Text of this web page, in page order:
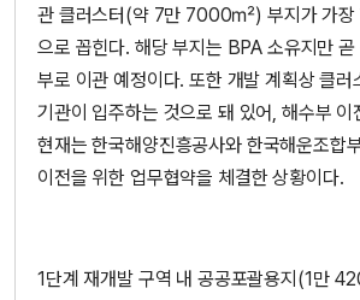
관 클러스터(약 7만 7000㎡) 부지가 가장
으로 꼽힌다. 해당 부지는 BPA 소유지만
부로 이관 예정이다. 또한 개발 계획상 클러
기관이 입주하는 것으로 돼 있어, 해수부 이
현재는 한국해양진흥공사와 한국해운조합
이전을 위한 업무협약을 체결한 상황이다.
1단계 재개발 구역 내 공공포괄용지(1만